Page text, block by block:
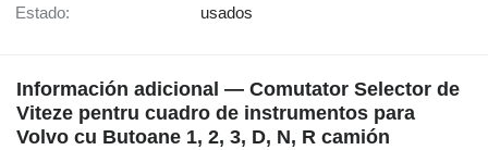
Estado: usados
Información adicional — Comutator Selector de
Viteze pentru cuadro de instrumentos para
Volvo cu Butoane 1, 2, 3, D, N, R camión